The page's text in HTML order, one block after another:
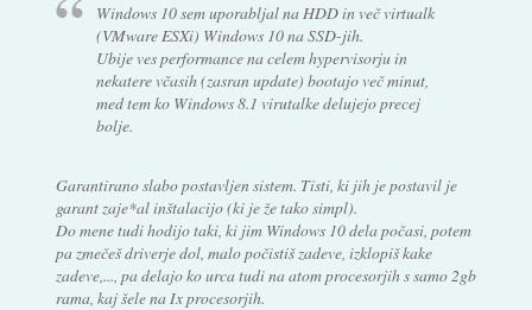
Windows 10 sem uporabljal na HDD in več virtualk
(VMware ESXi) Windows 10 na SSD-jih.
Ubije ves performance na celem hypervisorju in
nekatere včasih (zasran update) bootajo več minut,
med tem ko Windows 8.1 virutalke delujejo precej
bolje.
Garantirano slabo postavljen sistem. Tisti, ki jih je postavil je
garant zaje*al inštalacijo (ki je že tako simpl).
Do mene tudi hodijo taki, ki jim Windows 10 dela počasi, potem
pa zmečeš driverje dol, malo počistiš zadeve, izklopiš kake
zadeve,..., pa delajo ko urca tudi na atom procesorjih s samo 2gb
rama, kaj šele na Ix procesorjih.